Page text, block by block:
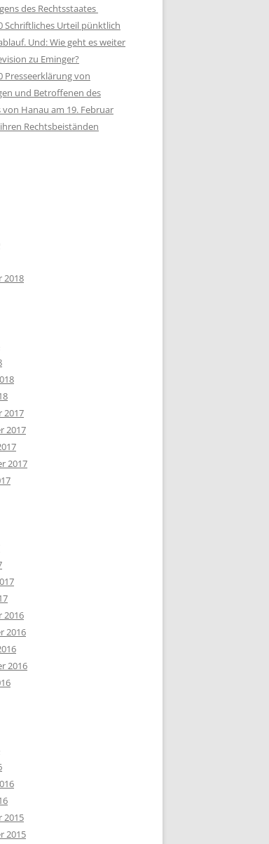
des Rechtsstaates
Schriftliches Urteil pünktlich
Und: Wie geht es weiter
zu Eminger?
Presseerklärung von
und Betroffenen des
von Hanau am 19. Februar
Rechtsbeiständen
2018
2017
2017
2017
2016
2016
2016
2015
2015